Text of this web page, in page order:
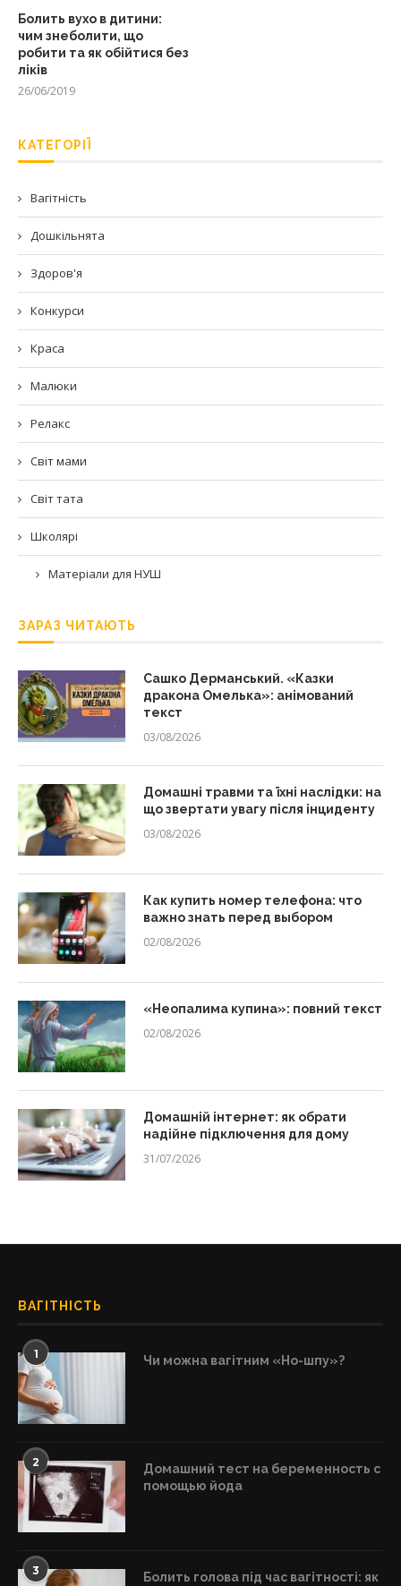
Болить вухо в дитини:
чим знеболити, що
робити та як обійтися без
ліків
26/06/2019
КАТЕГОРІЇ
Вагітність
Дошкільнята
Здоров'я
Конкурси
Краса
Малюки
Релакс
Світ мами
Світ тата
Школярі
Матеріали для НУШ
ЗАРАЗ ЧИТАЮТЬ
Сашко Дерманський. «Казки
дракона Омелька»: анімований
текст
03/08/2026
Домашні травми та їхні наслідки: на
що звертати увагу після інциденту
03/08/2026
Как купить номер телефона: что
важно знать перед выбором
02/08/2026
«Неопалима купина»: повний текст
02/08/2026
Домашній інтернет: як обрати
надійне підключення для дому
31/07/2026
ВАГІТНІСТЬ
1 Чи можна вагітним «Но-шпу»?
2
Домашний тест на беременность с
помощью йода
3
Болить голова під час вагітності: як